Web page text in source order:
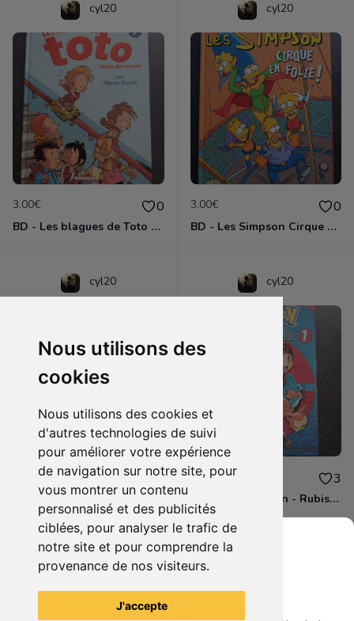
Nous utilisons des
cookies
Nous utilisons des cookies et
d'autres technologies de suivi
pour améliorer votre expérience
de navigation sur notre site, pour
vous montrer un contenu
personnalisé et des publicités
ciblées, pour analyser le trafic de
notre site et pour comprendre la
provenance de nos visiteurs.
J'accepte
cyl20
3.00€ 0
BD - Les blagues de Toto - L'école des vannes - Tome 1
cyl20
3.00€ 0
BD - Les Simpson Cirque en folie ! - Tome 11
cyl20
3.00€ 0
BD - Les Simpson - Sous les projecteurs - Tome 13
cyl20
4.00€ 3
Manga - Pokémon - Rubis et Saphir - Tome 1
Voir tous les articles du vendeur
Grenier du Geek